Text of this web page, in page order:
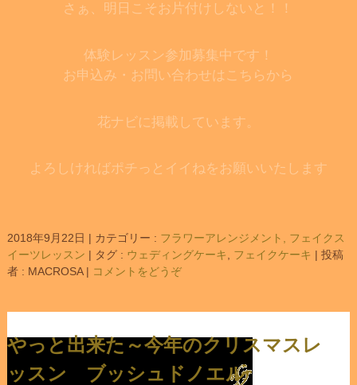
さぁ、明日こそお片付けしないと！！
体験レッスン参加募集中です！
お申込み・お問い合わせはこちらから
花ナビに掲載しています。
よろしければポチっとイイねをお願いいたします
2018年9月22日 | カテゴリー : フラワーアレンジメント, フェイクス
イーツレッスン | タグ : ウェディングケーキ フェイクケーキ | 投稿
者 : MACROSA | コメントをどうぞ
やっと出来た～今年のクリスマスレ
ッスン ブッシュドノエル